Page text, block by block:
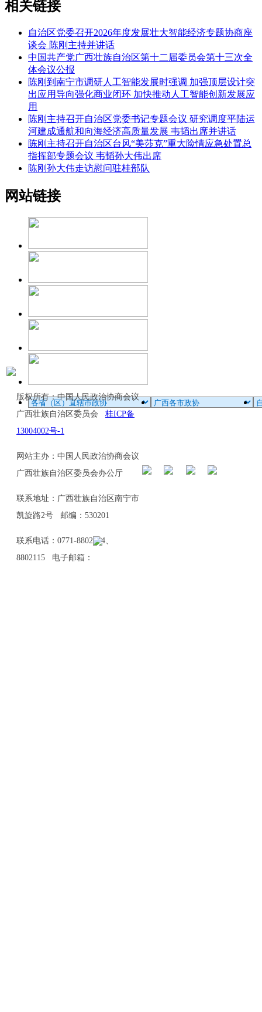
相关链接
自治区党委召开2026年度发展壮大智能经济专题协商座
谈会 陈刚主持并讲话
中国共产党广西壮族自治区第十二届委员会第十三次全
体会议公报
陈刚到南宁市调研人工智能发展时强调 加强顶层设计突
出应用导向强化商业闭环 加快推动人工智能创新发展应
用
陈刚主持召开自治区党委书记专题会议 研究调度平陆运
河建成通航和向海经济高质量发展 韦韬出席并讲话
陈刚主持召开自治区台风“美莎克”重大险情应急处置总
指挥部专题会议 韦韬孙大伟出席
陈刚孙大伟走访慰问驻桂部队
网站链接
版权所有：中国人民政治协商会议
广西壮族自治区委员会 桂ICP备
13004002号-1
网站主办：中国人民政治协商会议
广西壮族自治区委员会办公厅
联系地址：广西壮族自治区南宁市
凯旋路2号 邮编：530201
联系电话：0771-8802114、
8802115 电子邮箱：